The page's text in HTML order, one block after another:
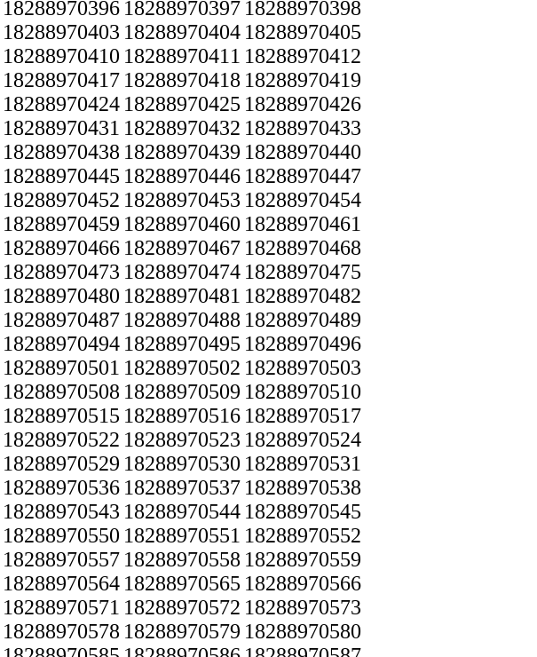
18288970396 18288970397 18288970398
18288970403 18288970404 18288970405
18288970410 18288970411 18288970412
18288970417 18288970418 18288970419
18288970424 18288970425 18288970426
18288970431 18288970432 18288970433
18288970438 18288970439 18288970440
18288970445 18288970446 18288970447
18288970452 18288970453 18288970454
18288970459 18288970460 18288970461
18288970466 18288970467 18288970468
18288970473 18288970474 18288970475
18288970480 18288970481 18288970482
18288970487 18288970488 18288970489
18288970494 18288970495 18288970496
18288970501 18288970502 18288970503
18288970508 18288970509 18288970510
18288970515 18288970516 18288970517
18288970522 18288970523 18288970524
18288970529 18288970530 18288970531
18288970536 18288970537 18288970538
18288970543 18288970544 18288970545
18288970550 18288970551 18288970552
18288970557 18288970558 18288970559
18288970564 18288970565 18288970566
18288970571 18288970572 18288970573
18288970578 18288970579 18288970580